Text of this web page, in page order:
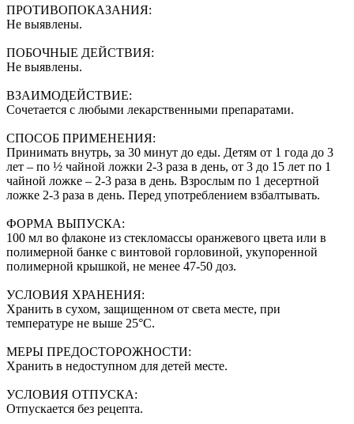
ПРОТИВОПОКАЗАНИЯ:
Не выявлены.
ПОБОЧНЫЕ ДЕЙСТВИЯ:
Не выявлены.
ВЗАИМОДЕЙСТВИЕ:
Сочетается с любыми лекарственными препаратами.
СПОСОБ ПРИМЕНЕНИЯ:
Принимать внутрь, за 30 минут до еды. Детям от 1 года до 3
лет – по ½ чайной ложки 2-3 раза в день, от 3 до 15 лет по 1
чайной ложке – 2-3 раза в день. Взрослым по 1 десертной
ложке 2-3 раза в день. Перед употреблением взбалтывать.
ФОРМА ВЫПУСКА:
100 мл во флаконе из стекломассы оранжевого цвета или в
полимерной банке с винтовой горловиной, укупоренной
полимерной крышкой, не менее 47-50 доз.
УСЛОВИЯ ХРАНЕНИЯ:
Хранить в сухом, защищенном от света месте, при
температуре не выше 25°С.
МЕРЫ ПРЕДОСТОРОЖНОСТИ:
Хранить в недоступном для детей месте.
УСЛОВИЯ ОТПУСКА:
Отпускается без рецепта.